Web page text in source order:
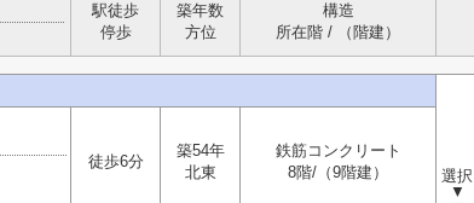
駅徒歩
停歩
築年数
方位
構造
所在階 / （階建）
選択
▼
徒歩6分
築54年
北東
鉄筋コンクリート
8階/（9階建）